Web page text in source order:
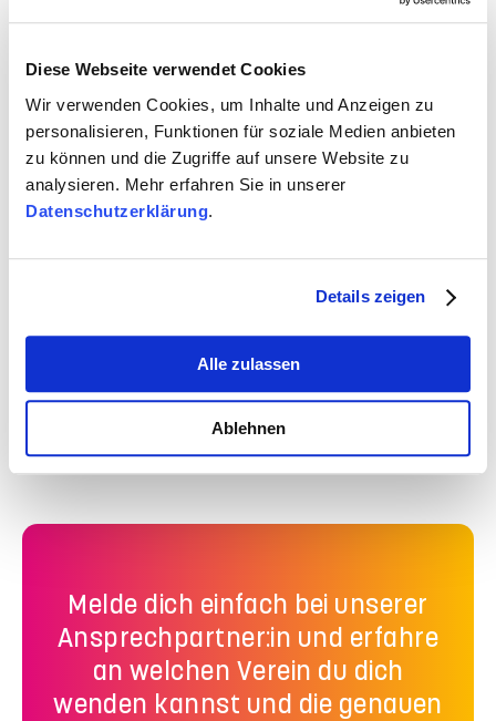
Diese Webseite verwendet Cookies
Wir verwenden Cookies, um Inhalte und Anzeigen zu
personalisieren, Funktionen für soziale Medien anbieten
zu können und die Zugriffe auf unsere Website zu
analysieren. Mehr erfahren Sie in unserer
Datenschutzerklärung.
Details zeigen
Alle zulassen
Ablehnen
Unterstützung tamilischer Menschen
: Begleitung und
Unterstützung bei bürokratischen
Anliegen
und Unterstützung bei bürokratischen und
Vatan – Verein für Kultur und Publikation
: Konzert- und Kulturprogramme, Arbeit
mit geflüchteten Menschen aus
Melde dich einfach bei unserer
Ansprechpartner:in und erfahre
an welchen Verein du dich
wenden kannst und die genauen